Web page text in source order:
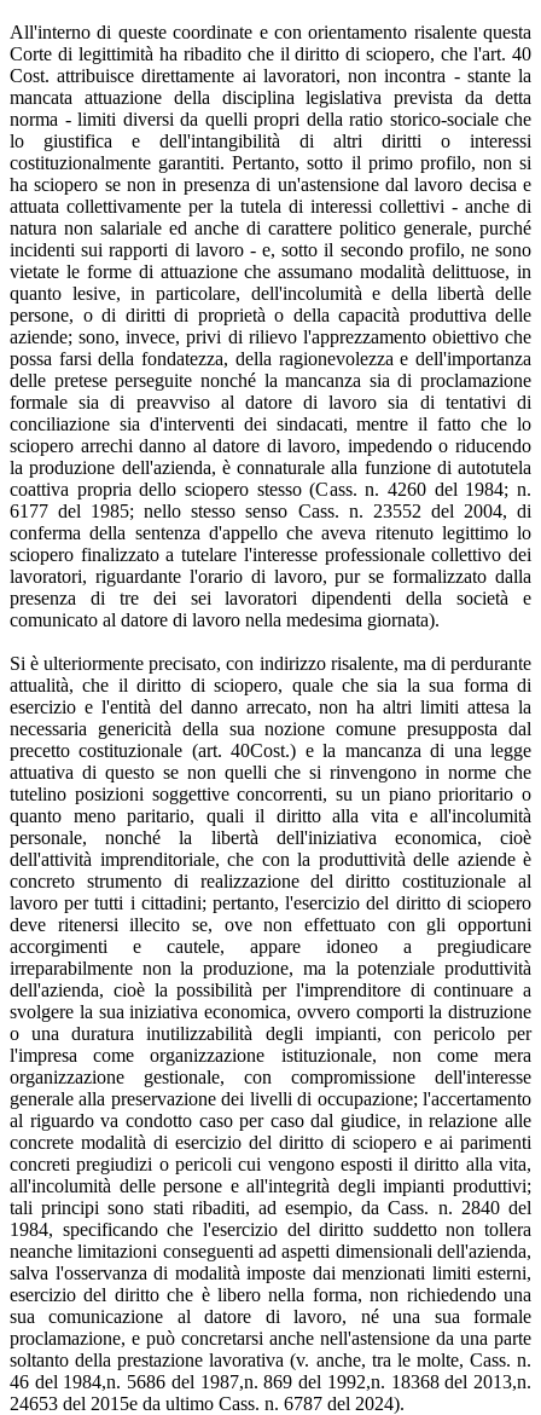
All'interno di queste coordinate e con orientamento risalente questa
Corte di legittimità ha ribadito che il diritto di sciopero, che l'art. 40
Cost. attribuisce direttamente ai lavoratori, non incontra - stante la
mancata attuazione della disciplina legislativa prevista da detta
norma - limiti diversi da quelli propri della ratio storico-sociale che
lo giustifica e dell'intangibilità di altri diritti o interessi
costituzionalmente garantiti. Pertanto, sotto il primo profilo, non si
ha sciopero se non in presenza di un'astensione dal lavoro decisa e
attuata collettivamente per la tutela di interessi collettivi - anche di
natura non salariale ed anche di carattere politico generale, purché
incidenti sui rapporti di lavoro - e, sotto il secondo profilo, ne sono
vietate le forme di attuazione che assumano modalità delittuose, in
quanto lesive, in particolare, dell'incolumità e della libertà delle
persone, o di diritti di proprietà o della capacità produttiva delle
aziende; sono, invece, privi di rilievo l'apprezzamento obiettivo che
possa farsi della fondatezza, della ragionevolezza e dell'importanza
delle pretese perseguite nonché la mancanza sia di proclamazione
formale sia di preavviso al datore di lavoro sia di tentativi di
conciliazione sia d'interventi dei sindacati, mentre il fatto che lo
sciopero arrechi danno al datore di lavoro, impedendo o riducendo
la produzione dell'azienda, è connaturale alla funzione di autotutela
coattiva propria dello sciopero stesso (Cass. n. 4260 del 1984; n.
6177 del 1985; nello stesso senso Cass. n. 23552 del 2004, di
conferma della sentenza d'appello che aveva ritenuto legittimo lo
sciopero finalizzato a tutelare l'interesse professionale collettivo dei
lavoratori, riguardante l'orario di lavoro, pur se formalizzato dalla
presenza di tre dei sei lavoratori dipendenti della società e
comunicato al datore di lavoro nella medesima giornata).
Si è ulteriormente precisato, con indirizzo risalente, ma di perdurante
attualità, che il diritto di sciopero, quale che sia la sua forma di
esercizio e l'entità del danno arrecato, non ha altri limiti attesa la
necessaria genericità della sua nozione comune presupposta dal
precetto costituzionale (art. 40Cost.) e la mancanza di una legge
attuativa di questo se non quelli che si rinvengono in norme che
tutelino posizioni soggettive concorrenti, su un piano prioritario o
quanto meno paritario, quali il diritto alla vita e all'incolumità
personale, nonché la libertà dell'iniziativa economica, cioè
dell'attività imprenditoriale, che con la produttività delle aziende è
concreto strumento di realizzazione del diritto costituzionale al
lavoro per tutti i cittadini; pertanto, l'esercizio del diritto di sciopero
deve ritenersi illecito se, ove non effettuato con gli opportuni
accorgimenti e cautele, appare idoneo a pregiudicare
irreparabilmente non la produzione, ma la potenziale produttività
dell'azienda, cioè la possibilità per l'imprenditore di continuare a
svolgere la sua iniziativa economica, ovvero comporti la distruzione
o una duratura inutilizzabilità degli impianti, con pericolo per
l'impresa come organizzazione istituzionale, non come mera
organizzazione gestionale, con compromissione dell'interesse
generale alla preservazione dei livelli di occupazione; l'accertamento
al riguardo va condotto caso per caso dal giudice, in relazione alle
concrete modalità di esercizio del diritto di sciopero e ai parimenti
concreti pregiudizi o pericoli cui vengono esposti il diritto alla vita,
all'incolumità delle persone e all'integrità degli impianti produttivi;
tali principi sono stati ribaditi, ad esempio, da Cass. n. 2840 del
1984, specificando che l'esercizio del diritto suddetto non tollera
neanche limitazioni conseguenti ad aspetti dimensionali dell'azienda,
salva l'osservanza di modalità imposte dai menzionati limiti esterni,
esercizio del diritto che è libero nella forma, non richiedendo una
sua comunicazione al datore di lavoro, né una sua formale
proclamazione, e può concretarsi anche nell'astensione da una parte
soltanto della prestazione lavorativa (v. anche, tra le molte, Cass. n.
46 del 1984,n. 5686 del 1987,n. 869 del 1992,n. 18368 del 2013,n.
24653 del 2015e da ultimo Cass. n. 6787 del 2024).